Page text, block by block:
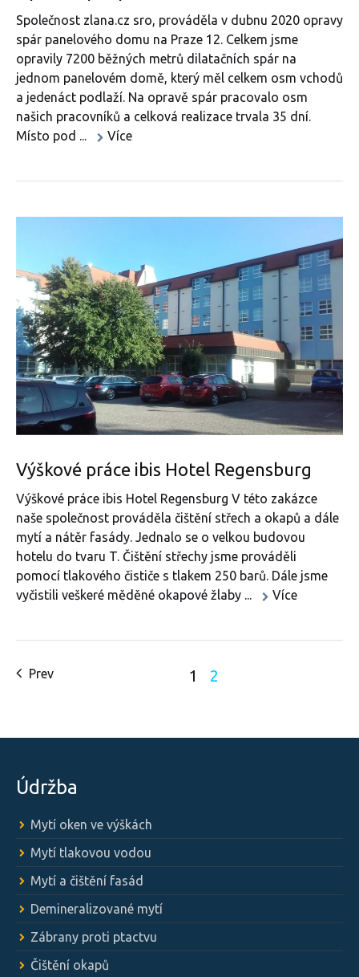
Společnost zlana.cz sro, prováděla v dubnu 2020 opravy
spár panelového domu na Praze 12. Celkem jsme
opravily 7200 běžných metrů dilatačních spár na
jednom panelovém domě, který měl celkem osm vchodů
a jedenáct podlaží. Na opravě spár pracovalo osm
našich pracovníků a celková realizace trvala 35 dní.
Místo pod ...
Více
Výškové práce ibis Hotel Regensburg
Výškové práce ibis Hotel Regensburg V této zakázce
naše společnost prováděla čištění střech a okapů a dále
mytí a nátěr fasády. Jednalo se o velkou budovou
hotelu do tvaru T. Čištění střechy jsme prováděli
pomocí tlakového čističe s tlakem 250 barů. Dále jsme
vyčistili veškeré měděné okapové žlaby ...
Více
Prev 1 2
Údržba
Mytí oken ve výškách
Mytí tlakovou vodou
Mytí a čištění fasád
Demineralizované mytí
Zábrany proti ptactvu
Čištění okapů